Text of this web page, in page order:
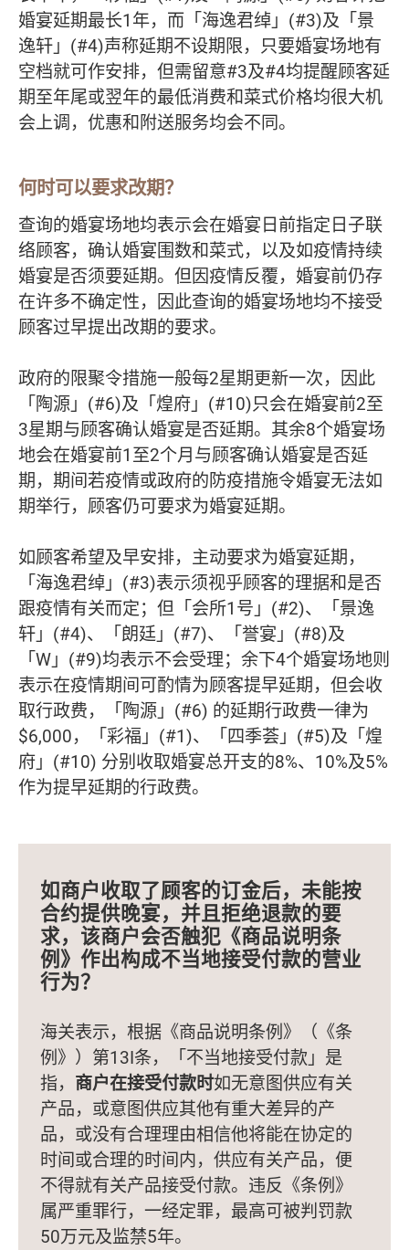
婚宴延期最长1年，而「海逸君绰」(#3)及「景
逸轩」(#4)声称延期不设期限，只要婚宴场地有
空档就可作安排，但需留意#3及#4均提醒顾客延
期至年尾或翌年的最低消费和菜式价格均很大机
会上调，优惠和附送服务均会不同。
何时可以要求改期？
查询的婚宴场地均表示会在婚宴日前指定日子联
络顾客，确认婚宴围数和菜式，以及如疫情持续
婚宴是否须要延期。但因疫情反覆，婚宴前仍存
在许多不确定性，因此查询的婚宴场地均不接受
顾客过早提出改期的要求。
政府的限聚令措施一般每2星期更新一次，因此
「陶源」(#6)及「煌府」(#10)只会在婚宴前2至
3星期与顾客确认婚宴是否延期。其余8个婚宴场
地会在婚宴前1至2个月与顾客确认婚宴是否延
期，期间若疫情或政府的防疫措施令婚宴无法如
期举行，顾客仍可要求为婚宴延期。
如顾客希望及早安排，主动要求为婚宴延期，
「海逸君绰」(#3)表示须视乎顾客的理据和是否
跟疫情有关而定；但「会所1号」(#2)、「景逸
轩」(#4)、「朗廷」(#7)、「誉宴」(#8)及
「W」(#9)均表示不会受理；余下4个婚宴场地则
表示在疫情期间可酌情为顾客提早延期，但会收
取行政费，「陶源」(#6) 的延期行政费一律为
$6,000，「彩福」(#1)、「四季荟」(#5)及「煌
府」(#10) 分别收取婚宴总开支的8%、10%及5%
作为提早延期的行政费。
如商户收取了顾客的订金后，未能按
合约提供晚宴，并且拒绝退款的要
求，该商户会否触犯《商品说明条
例》作出构成不当地接受付款的营业
行为？
海关表示，根据《商品说明条例》（《条
例》）第13I条，「不当地接受付款」是
指， 商户在接受付款时如无意图供应有关
产品，或意图供应其他有重大差异的产
品，或没有合理理由相信他将能在协定的
时间或合理的时间内，供应有关产品，便
不得就有关产品接受付款。违反《条例》
属严重罪行，一经定罪，最高可被判罚款
50万元及监禁5年。